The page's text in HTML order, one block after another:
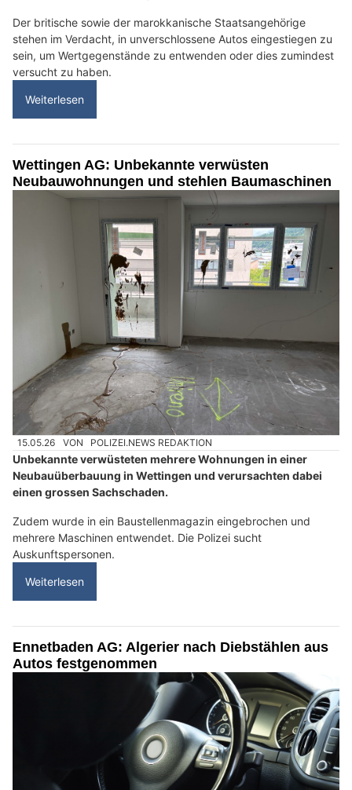
Der britische sowie der marokkanische Staatsangehörige
stehen im Verdacht, in unverschlossene Autos eingestiegen zu
sein, um Wertgegenstände zu entwenden oder dies zumindest
versucht zu haben.
Weiterlesen
Wettingen AG: Unbekannte verwüsten
Neubauwohnungen und stehlen Baumaschinen
15.05.26 VON POLIZEI.NEWS REDAKTION
Unbekannte verwüsteten mehrere Wohnungen in einer
Neubauüberbauung in Wettingen und verursachten dabei
einen grossen Sachschaden.
Zudem wurde in ein Baustellenmagazin eingebrochen und
mehrere Maschinen entwendet. Die Polizei sucht
Auskunftspersonen.
Weiterlesen
Ennetbaden AG: Algerier nach Diebstählen aus
Autos festgenommen